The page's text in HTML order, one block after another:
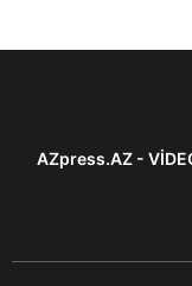
AZpress.AZ -